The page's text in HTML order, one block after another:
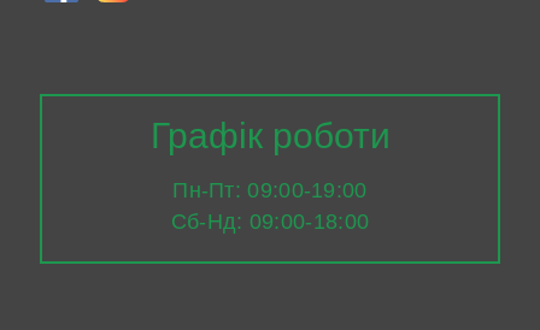
Графік роботи
Пн-Пт: 09:00-19:00
Сб-Нд: 09:00-18:00